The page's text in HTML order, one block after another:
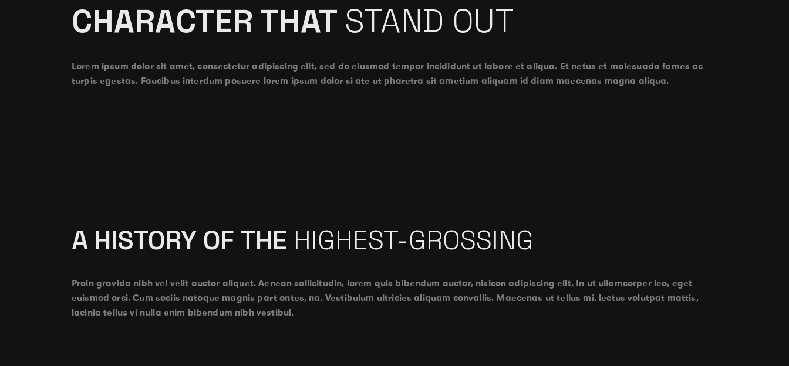
CHARACTER THAT STAND OUT
Lorem ipsum dolor sit amet, consectetur adipiscing elit, sed do eiusmod tempor incididunt ut labore et aliqua. Et netus et malesuada fames ac
turpis egestas. Faucibus interdum posuere lorem ipsum dolor si ate ut pharetra sit ametium aliquam id diam maecenas magna aliqua.
A HISTORY OF THE HIGHEST-GROSSING
Proin gravida nibh vel velit auctor aliquet. Aenean sollicitudin, lorem quis bibendum auctor, nisicon adipiscing elit. In ut ullamcorper leo, eget
euismod orci. Cum sociis natoque magnis part ontes, na. Vestibulum ultricies aliquam convallis. Maecenas ut tellus mi. lectus volutpat mattis,
lacinia tellus vi nulla enim bibendum nibh vestibul.